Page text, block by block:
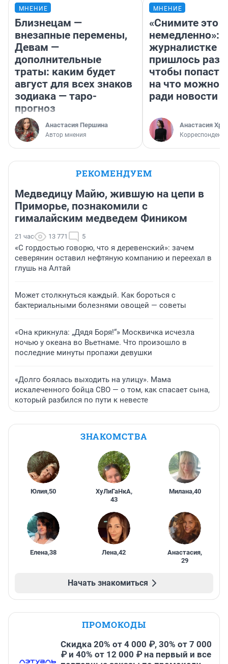
МНЕНИЕ
Близнецам —
внезапные перемены,
Девам —
дополнительные
траты: каким будет
август для всех знаков
зодиака — таро-
прогноз
Анастасия Першина
Автор мнения
МНЕНИЕ
«Снимите это
немедленно»:
журналистке
пришлось
чтобы попасть
на что можно
ради новости
Анастасия
Корреспондент
РЕКОМЕНДУЕМ
Медведицу Майю, жившую на цепи в
Приморье, познакомили с
гималайским медведем Фиником
21 час 13 771 5
«С гордостью говорю, что я деревенский»: зачем
северянин оставил нефтяную компанию и переехал в
глушь на Алтай
Может столкнуться каждый. Как бороться с
бактериальными болезнями овощей — советы
«Она крикнула: „Дядя Боря!“» Москвичка исчезла
ночью у океана во Вьетнаме. Что произошло в
последние минуты пропажи девушки
«Долго боялась выходить на улицу». Мама
искалеченного бойца СВО — о том, как спасает сына,
который разбился по пути к невесте
ЗНАКОМСТВА
Юлия,50 ХуЛиГаНкА,
43
Милана,40
Елена,38 Лена,42 Анастасия,
29
Начать знакомиться
ПРОМОКОДЫ
Скидка 20% от 4 000 ₽, 30% от 7 000
₽ и 40% от 12 000 ₽ на первый и все